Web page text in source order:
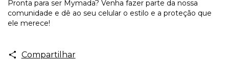
Pronta para ser Mymada? Venha fazer parte da nossa
comunidade e dê ao seu celular o estilo e a proteção que
ele merece!
Compartilhar